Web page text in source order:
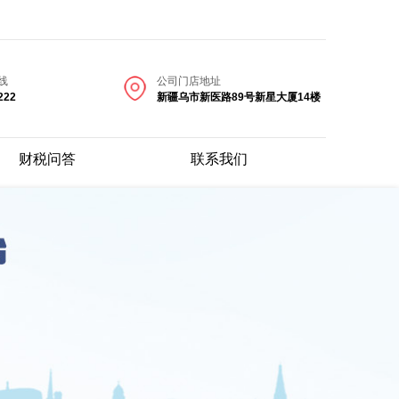
公司门店地址
新疆乌市新医路89号新星大厦14楼
财税问答 联系我们